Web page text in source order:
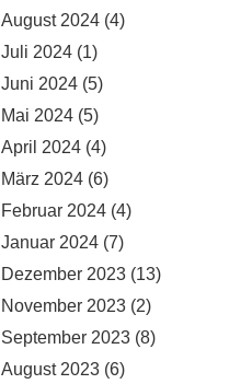
August 2024 (4)
Juli 2024 (1)
Juni 2024 (5)
Mai 2024 (5)
April 2024 (4)
März 2024 (6)
Februar 2024 (4)
Januar 2024 (7)
Dezember 2023 (13)
November 2023 (2)
September 2023 (8)
August 2023 (6)